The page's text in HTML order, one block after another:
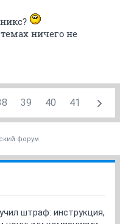
ничего не
39 40 41
форум
штраф: инструкция,